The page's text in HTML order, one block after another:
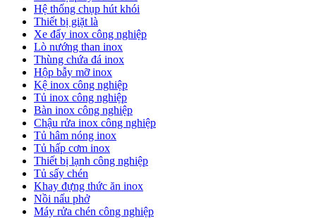
Hệ thống chụp hút khói
Thiết bị giặt là
Xe đẩy inox công nghiệp
Lò nướng than inox
Thùng chứa đá inox
Hộp bẫy mỡ inox
Kệ inox công nghiệp
Tủ inox công nghiệp
Bàn inox công nghiệp
Chậu rửa inox công nghiệp
Tủ hâm nóng inox
Tủ hấp cơm inox
Thiết bị lạnh công nghiệp
Tủ sấy chén
Khay đựng thức ăn inox
Nồi nấu phở
Máy rửa chén công nghiệp